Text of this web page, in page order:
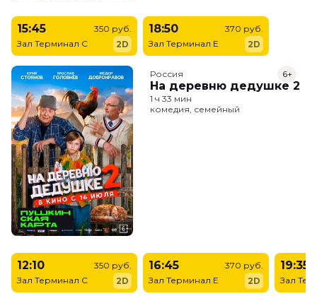
15:45
Зал Терминал C
350 руб.
2D
18:50
Зал Терминал E
370 руб.
2D
Россия
На деревню дедушке 2
6+
1 ч 33 мин
комедия, семейный
12:10
Зал Терминал C
350 руб.
2D
16:45
Зал Терминал E
370 руб.
2D
19:35
Зал